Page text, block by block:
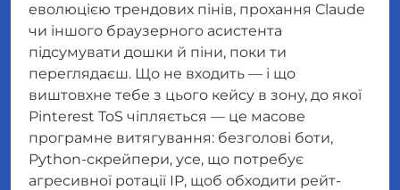
еволюцією трендових пінів, прохання Claude
чи іншого браузерного асистента
підсумувати дошки й піни, поки ти
переглядаєш. Що не входить — і що
виштовхне тебе з цього кейсу в зону, до якої
Pinterest ToS чіпляється — це масове
програмне витягування: безголові боти,
Python-скрейпери, усе, що потребує
агресивної ротації IP, щоб обходити рейт-